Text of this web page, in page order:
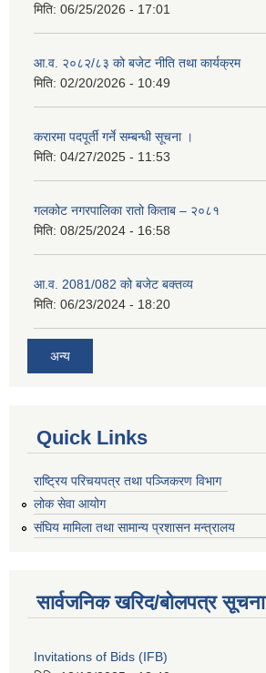
मिति: 06/25/2026 - 17:01
आ.व. २०८२/८३ को बजेट नीति तथा कार्यक्रम
मिति: 02/20/2026 - 10:49
करारमा पदपूर्ती गर्ने सम्बन्धी सूचना ।
मिति: 04/27/2025 - 11:53
गलकोट नगरपालिका रातो किताब – २०८१
मिति: 08/25/2024 - 16:58
आ.व. 2081/082 को बजेट बक्तव्य
मिति: 06/23/2024 - 18:20
अन्य
Quick Links
राष्ट्रिय परिचयपत्र तथा पञ्जिकरण विभाग
लोक सेवा आयोग
संघिय मामिला तथा सामान्य प्रशासन मन्त्रालय
सार्वजनिक खरिद/बोलपत्र सूचना
Invitations of Bids (IFB)